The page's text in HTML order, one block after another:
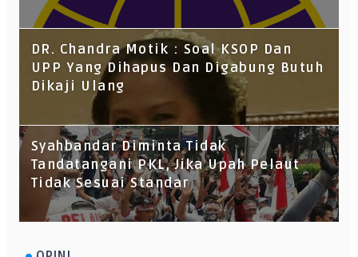
DR. Chandra Motik : Soal KSOP Dan
UPP Yang Dihapus Dan Digabung Butuh
Dikaji Ulang
Syahbandar Diminta Tidak
Tandatangani PKL, Jika Upah Pelaut
Tidak Sesuai Standar